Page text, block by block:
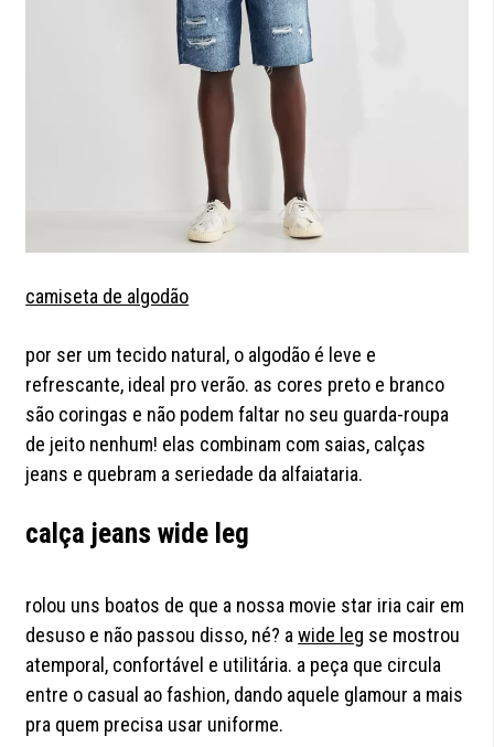
camiseta de algodão
por ser um tecido natural, o algodão é leve e
refrescante, ideal pro verão. as cores preto e branco
são coringas e não podem faltar no seu guarda-roupa
de jeito nenhum! elas combinam com saias, calças
jeans e quebram a seriedade da alfaiataria.
calça jeans wide leg
rolou uns boatos de que a nossa movie star iria cair em
desuso e não passou disso, né? awide leg se mostrou
atemporal, confortável e utilitária. a peça que circula
entre o casual ao fashion, dando aquele glamour a mais
pra quem precisa usar uniforme.